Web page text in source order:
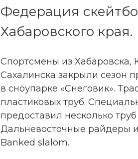
Федерация
Хабаровского края.
Спортсмены из
Сахалинска закрыли сезон
в сноупарке «Снеговик».
пластиковых труб.
предоставил несколько
Дальневосточные райдеры
Banked slalom.